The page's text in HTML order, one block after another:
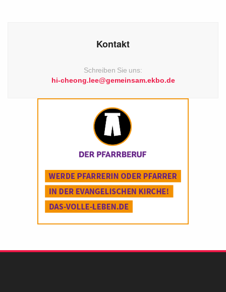
Kontakt
Schreiben Sie uns:
hi-cheong.lee@gemeinsam.ekbo.de